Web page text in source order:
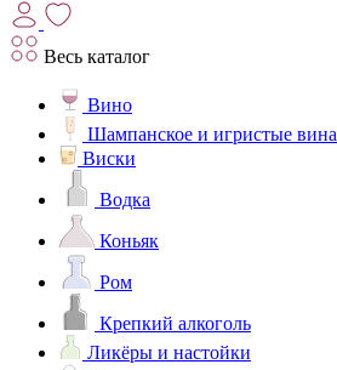
Весь каталог
Вино
Шампанское и игристые вина
Виски
Водка
Коньяк
Ром
Крепкий алкоголь
Ликёры и настойки